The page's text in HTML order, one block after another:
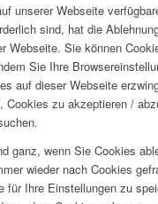
unserer Webseite
sind, hat die
Webseite. Sie können
Sie Ihre
auf dieser Webseite
Cookies zu akzeptieren /
ganz, wenn Sie Cookies
wieder nach Cookies
für Ihre Einstellungen zu